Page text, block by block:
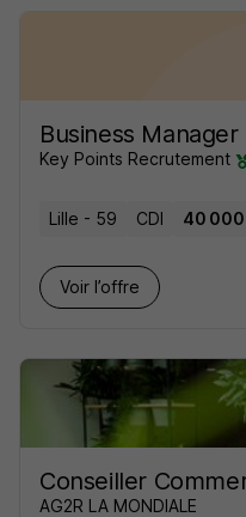
Business Manager
Key Points Recrutement
Lille - 59 CDI 40
Voir l’offre
Conseiller
AG2R LA MONDIALE